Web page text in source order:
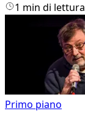
1 min di lettura
Primo piano